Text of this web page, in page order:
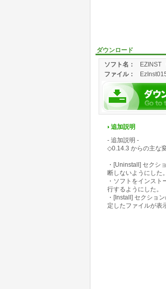
ダウンロード
ソフト名：
EZINST
ファイル：
追加説明
- 追加説明 -
◇0.14.3 からの主な
・[Uninstall] セクシ
断しないようにした。
・ソフトをインス
行するようにした。
・[Install] セクショ
定したファイルが表